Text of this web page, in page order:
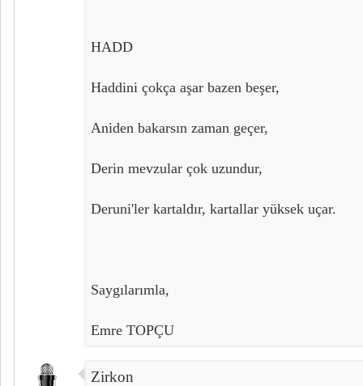
HADD
Haddini çokça aşar bazen beşer,
Aniden bakarsın zaman geçer,
Derin mevzular çok uzundur,
Deruni'ler kartaldır, kartallar yüksek uçar.
Saygılarımla,
Emre TOPÇU
Zirkon